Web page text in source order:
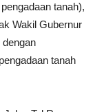
tanah),
Wakil Gubernur
tanah